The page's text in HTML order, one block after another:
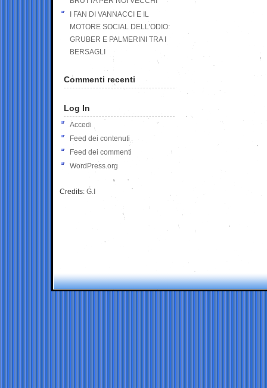
I FAN DI VANNACCI E IL
MOTORE SOCIAL DELL’ODIO:
GRUBER E PALMERINI TRA I
BERSAGLI
Commenti recenti
Log In
Accedi
Feed dei contenuti
Feed dei commenti
WordPress.org
Credits: G.I